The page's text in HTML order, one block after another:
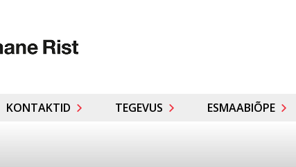
KONTAKTID TEGEVUS ESMAABIÕPE